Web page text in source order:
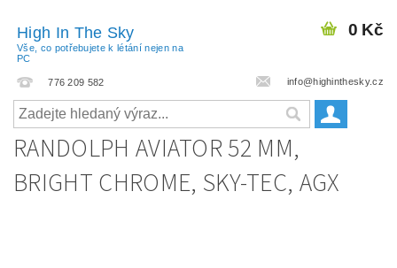
High In The Sky
Vše, co potřebujete k létání nejen na
PC
776 209 582 info@highinthesky.cz
0 Kč
RANDOLPH AVIATOR 52 MM,
BRIGHT CHROME, SKY-TEC, AGX